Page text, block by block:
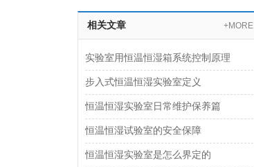
相关文章 +MORE
实验室用恒温恒湿箱系统控制原理
步入式恒温恒湿实验室定义
恒温恒湿实验室日常维护保养篇
恒温恒湿试验室的安全保障
恒温恒湿实验室是怎么界定的